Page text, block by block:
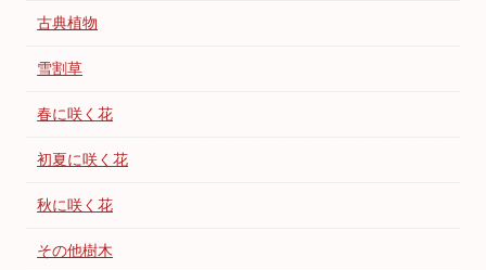
古典植物
雪割草
春に咲く花
初夏に咲く花
秋に咲く花
その他樹木